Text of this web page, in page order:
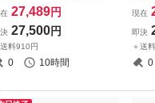
「Blaster Ignition」
ントロールユニット型番 P
イグニッションボッ
ス ブラスター点火装置
27,489円
27,500円
送料910円
0 10時間
h
ン
ーザ
現在
即決
＋送
0